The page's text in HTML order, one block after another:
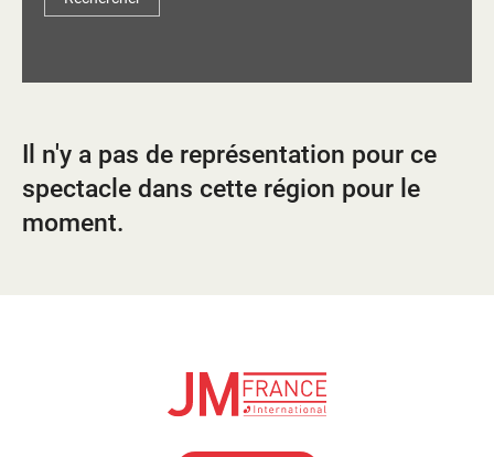
d'information
Ressources adhérents
Réalisations
Il n'y a pas de représentation pour ce
spectacle dans cette région pour le
moment.